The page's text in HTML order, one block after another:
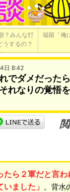
？みんな打
うするの？
」
福留「俺
日 8:42
でダメだった
れなりの覚悟
たら２軍だと言
ました」 。背水